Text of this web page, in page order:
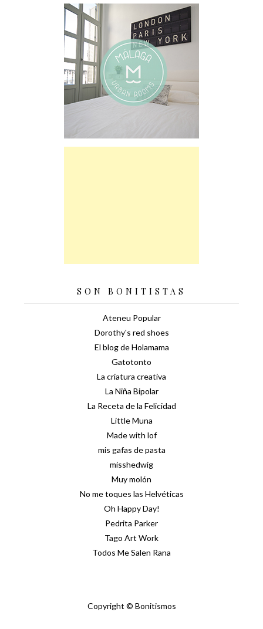
SON BONITISTAS
Ateneu Popular
Dorothy's red shoes
El blog de Holamama
Gatotonto
La criatura creativa
La Niña Bipolar
La Receta de la Felicidad
Little Muna
Made with lof
mis gafas de pasta
misshedwig
Muy molón
No me toques las Helvéticas
Oh Happy Day!
Pedrita Parker
Tago Art Work
Todos Me Salen Rana
Copyright © Bonitismos